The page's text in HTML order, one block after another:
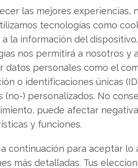
las mejores experiencias,
tecnologías como
la información del
nos permitirá a nosotros y
datos personales como el
o identificaciones únicas
(no-) personalizados. No
puede afectar
y funciones.
continuación para aceptar lo
más detalladas. Tus
debes instalar un antivirus
.
poder combatir la extensa
es necesario que sepas
cosas te podemos ayudar,
leer este